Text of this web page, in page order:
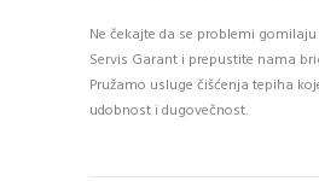
Ne čekajte da se problemi
Servis Garant i prepustite nama
Pružamo usluge čišćenja tepiha
udobnost i dugovečnost.